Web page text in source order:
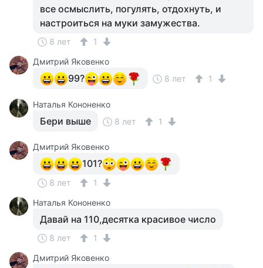
все осмыслить, погулять, отдохнуть, и
настроиться на муки замужества.
8 лет
1
Дмитрий Яковенко
99? 8 лет 1
Наталья Кононенко
Бери выше 8 лет 1
Дмитрий Яковенко
101?
8 лет
1
Наталья Кононенко
Давай на 110,десятка красивое число
8 лет
1
Дмитрий Яковенко